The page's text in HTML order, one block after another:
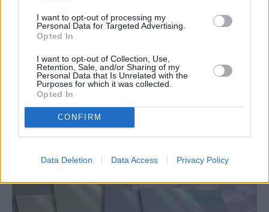
I want to opt-out of processing my
Personal Data for Targeted Advertising.
Opted In
I want to opt-out of Collection, Use,
Retention, Sale, and/or Sharing of my
Personal Data that Is Unrelated with the
Purposes for which it was collected.
Opted In
CONFIRM
Data Deletion Data Access Privacy Policy
Ιανουάριο - Από 13,9 έως 25,2 λεπτά ανά kWh
ΕΙΔΉΣΕΙΣ 2 Ιανουαρίου, 2026
Εικόνα σταθεροποίησης καταγράφεται στην εμπορική πολιτική των
προμηθευτών ηλεκτρικής ενέργειας όσον αφορά τις χρεώσεις των